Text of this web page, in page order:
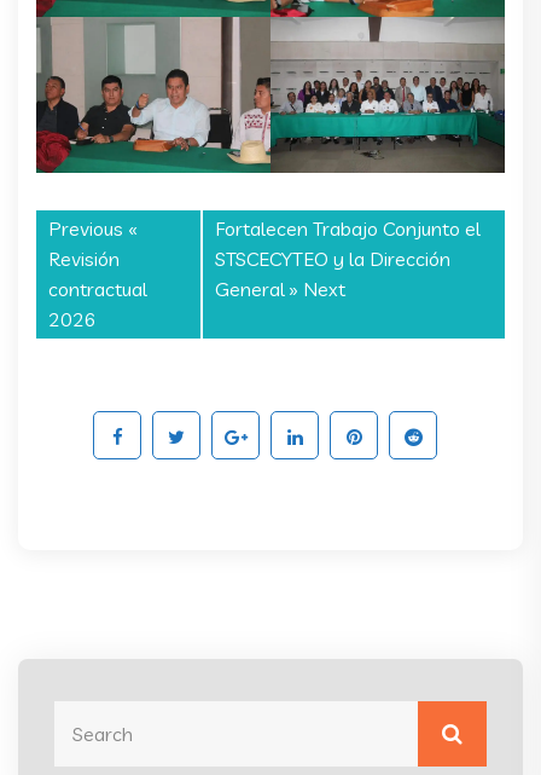
Previous «
Revisión
contractual
2026
Fortalecen Trabajo Conjunto el
STSCECYTEO y la Dirección
General» Next